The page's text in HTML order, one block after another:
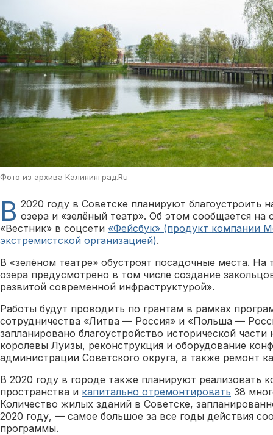
Фото из архива Калининград.Ru
В 2020 году в Советске планируют благоустроить
озера и «зелёный театр». Об этом сообщается на
«Вестник» в соцсети «Фейсбук» (продукт компании
экстремистской организацией).
В «зелёном театре» обустроят посадочные места. На
озера предусмотрено в том числе создание
развитой современной инфраструктурой».
Работы будут проводить по грантам в рамках
сотрудничества «Литва — Россия» и «Польша —
запланировано благоустройство исторической
королевы Луизы, реконструкция и оборудование
администрации Советского округа, а также ремонт
В 2020 году в городе также планируют реализовать
пространства и капитально отремонтировать 38
Количество жилых зданий в Советске,
2020 году, — самое большое за все годы действия
программы.